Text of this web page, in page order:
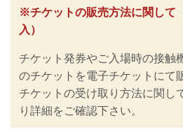
ーツ協会が作
の再開に向け
た禁止事項を
っておりま
皆さまには
すが、安心し
ますよう努
理解とご協
※チケットの販売方法に関して
入）
チケット発券やご入場時の接触
のチケットを電子チケットにて
チケットの受け取り方法に関し
り詳細をご確認下さい。